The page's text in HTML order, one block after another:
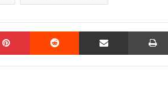
Pinterest Reddit Condividi via Email